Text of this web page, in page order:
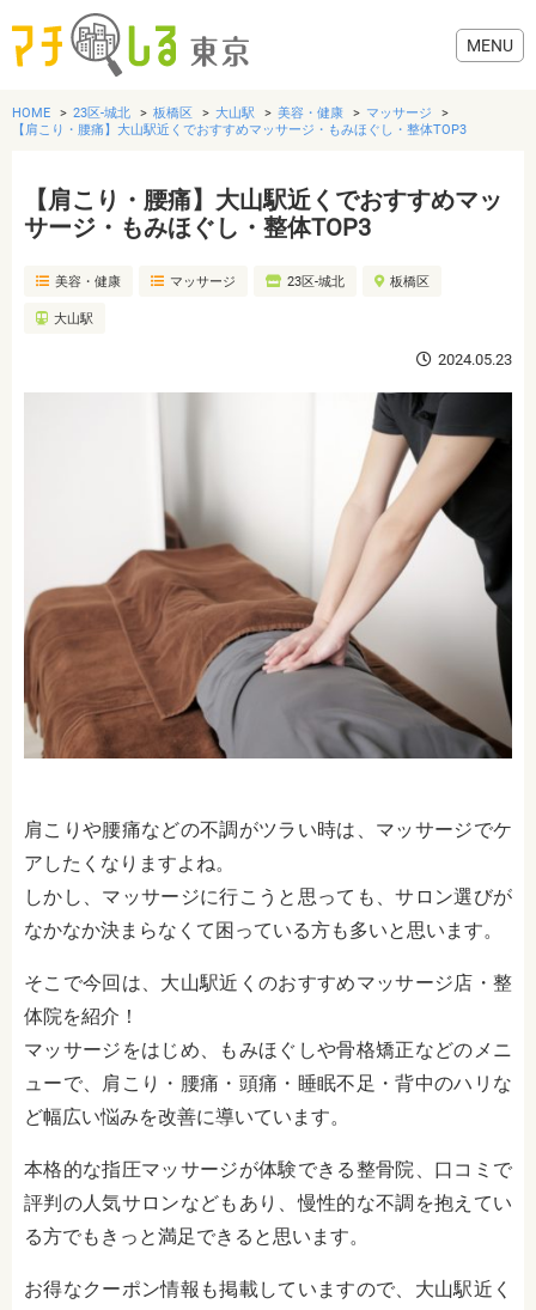
グルメ
美容・健康
HOME 23区-城北 板橋区 大山駅 美容・健康
マッサージ
【肩こり・腰痛】大山駅近くでおすすめマッサージ・もみほぐし・整体TOP3
【肩こり・腰痛】大山駅近くでおすすめマッ
サージ・もみほぐし・整体TOP3
美容・健康 マッサージ 23区-城北 板橋区
大山駅
2024.05.23
肩こりや腰痛などの不調がツラい時は、マッサージでケ
アしたくなりますよね。
しかし、マッサージに行こうと思っても、サロン選びが
なかなか決まらなくて困っている方も多いと思います。
そこで今回は、大山駅近くのおすすめマッサージ店・整
体院を紹介！
マッサージをはじめ、もみほぐしや骨格矯正などのメニ
ューで、肩こり・腰痛・頭痛・睡眠不足・背中のハリな
ど幅広い悩みを改善に導いています。
本格的な指圧マッサージが体験できる整骨院、口コミで
評判の人気サロンなどもあり、慢性的な不調を抱えてい
る方でもきっと満足できると思います。
お得なクーポン情報も掲載していますので、大山駅近く